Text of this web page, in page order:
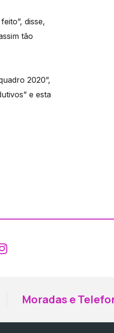
disse,
tão
2020”,
e esta
ao Facebook
Aceder ao
Moradas e